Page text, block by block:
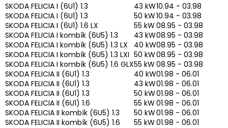
SKODA FELICIA I (6U1) 1.3
43 kW10.94 - 03.98
SKODA FELICIA I (6U1) 1.3
50 kW10.94 - 03.98
SKODA FELICIA I (6U1) 1.6 LX
55 kW08.95 - 03.98
SKODA FELICIA I kombík (6U5) 1.3
43 kW08.95 - 03.98
SKODA FELICIA I kombík (6U5) 1.3 LX
40 kW08.95 - 03.98
SKODA FELICIA I kombík (6U5) 1.3 LXI 50 kW08.95 - 03.98
SKODA FELICIA I kombík (6U5) 1.6 GLX55 kW08.95 - 03.98
SKODA FELICIA II (6U1) 1.3
40 kW01.98 - 06.01
SKODA FELICIA II (6U1) 1.3
43 kW01.98 - 06.01
SKODA FELICIA II (6U1) 1.3
50 kW01.98 - 06.01
SKODA FELICIA II (6U1) 1.6
55 kW01.98 - 06.01
SKODA FELICIA II kombík (6U5) 1.3
50 kW01.98 - 06.01
SKODA FELICIA II kombík (6U5) 1.6
55 kW01.98 - 06.01